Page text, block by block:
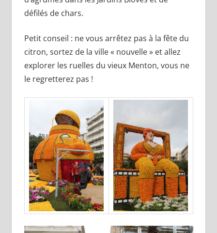
défilés de chars.
Petit conseil : ne vous arrêtez pas à la fête du
citron, sortez de la ville « nouvelle » et allez
explorer les ruelles du vieux Menton, vous ne
le regretterez pas !